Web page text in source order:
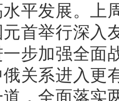
平发展。上
首举行深入
步加强全面
关系进入更
，全面落实